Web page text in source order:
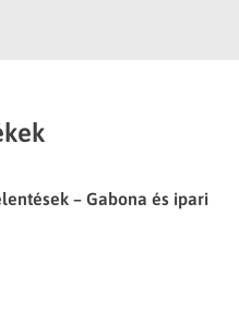
– Gabona és ipari